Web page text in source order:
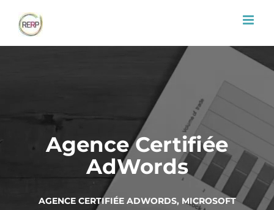
contenu
Agence Certifiée
AdWords
AGENCE CERTIFIÉE ADWORDS, MICROSOFT